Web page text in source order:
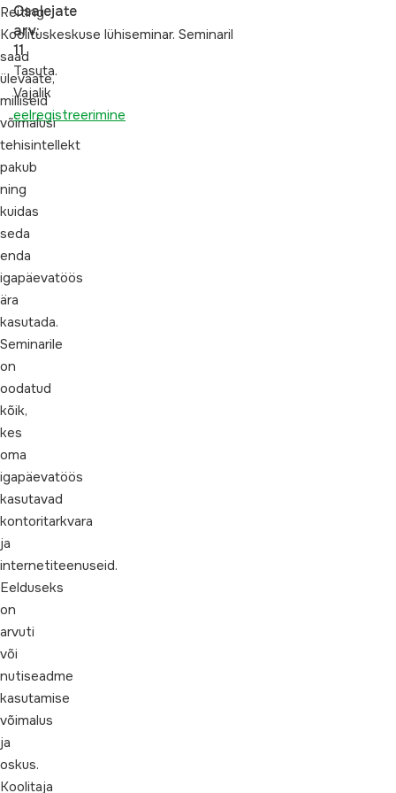
Reiting
Koolituskeskuse lühiseminar. Seminaril
saad
ülevaate,
milliseid
võimalusi
tehisintellekt
pakub
ning
kuidas
seda
enda
igapäevatöös
ära
kasutada.
Seminarile
on
oodatud
kõik,
kes
oma
igapäevatöös
kasutavad
kontoritarkvara
ja
internetiteenuseid.
Eelduseks
on
arvuti
või
nutiseadme
kasutamise
võimalus
ja
oskus.
Koolitaja
Osalejate
arv:
11
Tasuta.
Vajalik
eelregistreerimine